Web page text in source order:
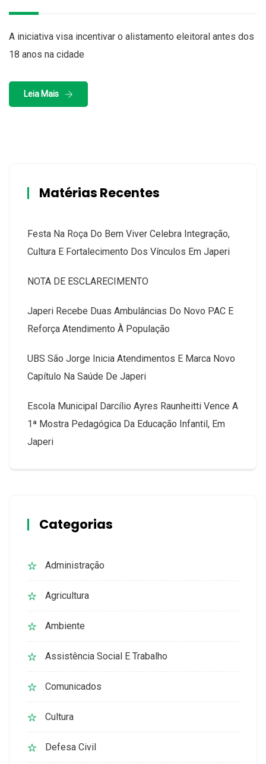
A iniciativa visa incentivar o alistamento eleitoral antes dos
18 anos na cidade
Leia Mais
Matérias Recentes
Festa Na Roça Do Bem Viver Celebra Integração,
Cultura E Fortalecimento Dos Vínculos Em Japeri
NOTA DE ESCLARECIMENTO
Japeri Recebe Duas Ambulâncias Do Novo PAC E
Reforça Atendimento À População
UBS São Jorge Inicia Atendimentos E Marca Novo
Capítulo Na Saúde De Japeri
Escola Municipal Darcílio Ayres Raunheitti Vence A
1ª Mostra Pedagógica Da Educação Infantil, Em
Japeri
Categorias
Administração
Agricultura
Ambiente
Assistência Social E Trabalho
Comunicados
Cultura
Defesa Civil